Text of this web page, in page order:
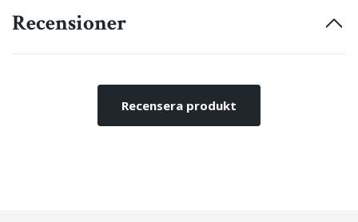
Recensioner
Recensera produkt